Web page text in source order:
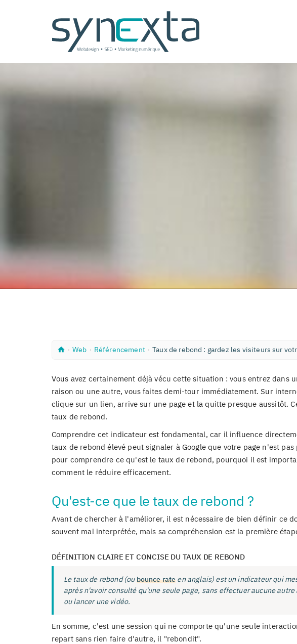
A
e
i
∙ W
Web ∙ R
r
e
c
e
m
n
t
Référencement ∙ Taux de rebond : gardez les visiteurs sur
Vous avez certainement déjà vécu cette situation : vous entrez
raison ou une autre, vous faites demi-tour immédiatement. Sur
clique sur un lien, arrive sur une page et la quitte presque aussitôt.
taux de rebond.
Comprendre cet indicateur est fondamental, car il influence
taux de rebond élevé peut signaler à Google que votre page n'est
pour comprendre ce qu'est le taux de rebond, pourquoi il est
comment le réduire efficacement.
Qu'est-ce que le taux de rebond ?
Avant de chercher à l'améliorer, il est nécessaire de bien définir ce
souvent mal interprétée, mais sa compréhension est la première
DÉFINITION CLAIRE ET CONCISE DU TAUX DE REBOND
Le taux de rebond (oubounce rate en anglais) est un indicateur qui
après n'avoir consulté qu'une seule page, sans effectuer aucune
ou lancer une vidéo.
En somme, c'est une session qui ne comporte qu'une seule
repart sans rien faire d'autre, il "rebondit".